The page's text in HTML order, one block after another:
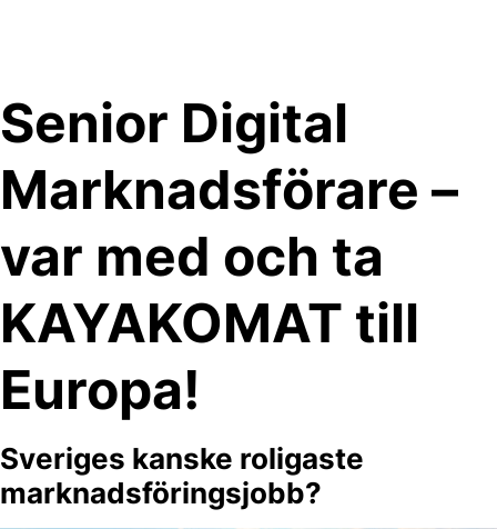
Senior Digital
Marknadsförare –
var med och ta
KAYAKOMAT till
Europa!
Sveriges kanske roligaste
marknadsföringsjobb?